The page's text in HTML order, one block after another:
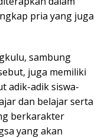
pria yang juga
sambung
juga memiliki
adik-adik siswa-
dan belajar serta
berkarakter
yang akan